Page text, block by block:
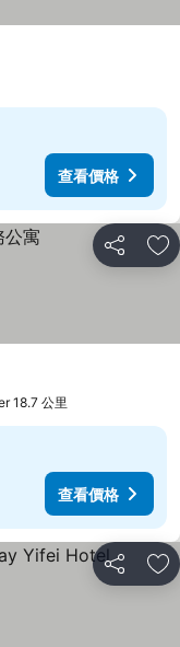
查看價格
分享 放
18.7 公里
查看價格
分享 放